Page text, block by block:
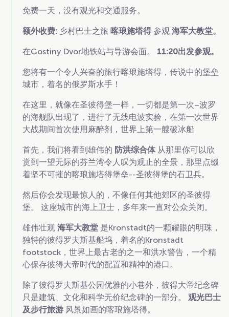
免费一天，没有观光和交通服务。
额外收费: 乡村巴士之旅 喀琅施塔得 参观 海军大教堂。
在Gostiny Dvor地铁站与导游会面。 11:20出发参观。
您将有一个令人兴奋的旅行喀琅施塔得，传说中的堡垒
城市，着名的俄罗斯水手！
在这里，就像在圣彼得堡一样，一切都是第一次–波罗
的海舰队出现了，进行了无线电波实验，在第一次世界
大战期间首次使用麻醉剂，世界上第一艘破冰船
首先，我们将看到雄伟的 防洪综合体从那里你可以欣
赏到一望无际的芬兰湾令人叹为观止的全景，那里点缀
着坚不可摧的喀琅施塔得堡垒--圣彼得堡的石卫兵。
然后你会发现最惊人的，不像任何其他郊区的圣彼得
堡。 这座城市的海上卫士，多年来一直对公众关闭。
雄伟壮观 海军大教堂 是Kronstadt的一颗耀眼的明珠，
独特的彼得罗夫斯基船坞，着名的Kronstadt
footstock，世界上最古老的之一和洪水警告，一个精
心保存彼得大帝时代的配置和精神的港口。
除了彼得罗夫斯基公园优雅的小巷外，彼得大帝纪念碑
只是建筑、文化和科学无价纪念碑的一部分。 观光巴士
及步行旅游 风景如画的喀琅施塔得。